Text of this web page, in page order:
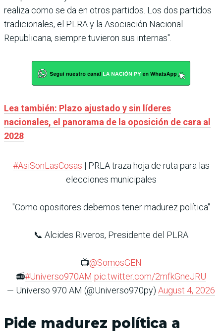
realiza como se da en otros partidos. Los dos partidos
tradicionales, el PLRA y la Asociación Nacional
Republicana, siempre tuvieron sus internas".
Lea también: Plazo ajustado y sin líderes
nacionales, el panorama de la oposición de cara al
2028
#AsiSonLasCosas | PRLA traza hoja de ruta para las
elecciones municipales
"Como opositores debemos tener madurez política"
📞 Alcides Riveros, Presidente del PLRA
📺@SomosGEN
📻#Universo970AM pic.twitter.com/2mfkGneJRU
— Universo 970 AM (@Universo970py) August 4, 2026
Pide madurez política a